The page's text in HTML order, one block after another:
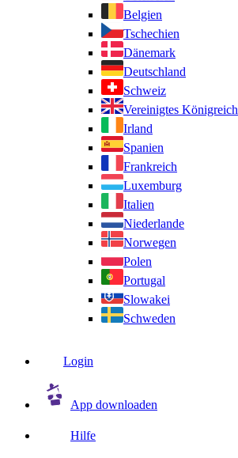
Belgien
Tschechien
Dänemark
Deutschland
Schweiz
Vereinigtes Königreich
Irland
Spanien
Frankreich
Luxemburg
Italien
Niederlande
Norwegen
Polen
Portugal
Slowakei
Schweden
Login
App downloaden
Hilfe